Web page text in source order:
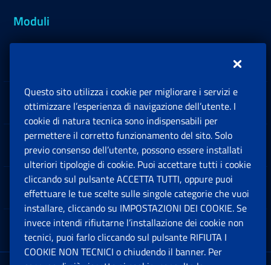
Moduli
Sedi e Contatti
Software
Note Legali
App mobile
Questo sito utilizza i cookie per migliorare i servizi e
ottimizzare l’esperienza di navigazione dell’utente. I
cookie di natura tecnica sono indispensabili per
permettere il corretto funzionamento del sito. Solo
previo consenso dell’utente, possono essere installati
ulteriori tipologie di cookie. Puoi accettare tutti i cookie
cliccando sul pulsante ACCETTA TUTTI, oppure puoi
effettuare le tue scelte sulle singole categorie che vuoi
installare, cliccando su IMPOSTAZIONI DEI COOKIE. Se
invece intendi rifiutarne l’installazione dei cookie non
tecnici, puoi farlo cliccando sul pulsante RIFIUTA I
COOKIE NON TECNICI o chiudendo il banner. Per